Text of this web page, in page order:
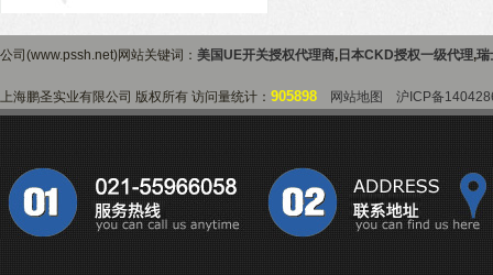
公司(www.pssh.net)网站关键词： 美国UE开关授权代理商, 日本CKD授权一级代理,瑞
上海鹏圣实业有限公司 版权所有 访问量统计： 905898 网站地图 沪ICP备